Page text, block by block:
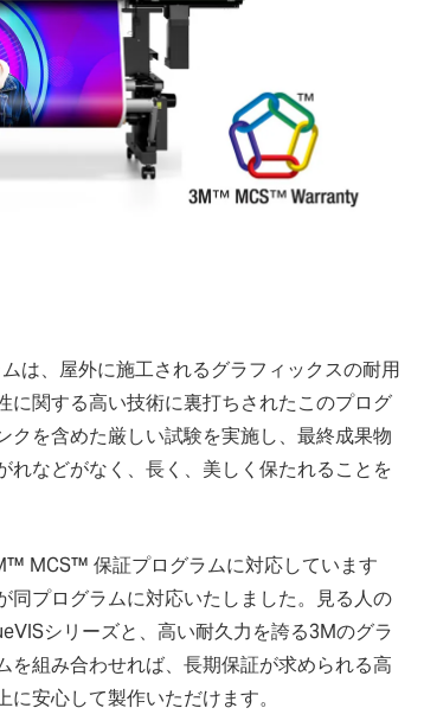
は、屋外に施工されるグラフィックスの耐用
関する高い技術に裏打ちされたこのプログ
を含めた厳しい試験を実施し、最終成果物
などがなく、長く、美しく保たれることを
MCS™ 保証プログラムに対応しています
同プログラムに対応いたしました。見る人の
シリーズと、高い耐久力を誇る3Mのグラ
組み合わせれば、長期保証が求められる高
安心して製作いただけます。